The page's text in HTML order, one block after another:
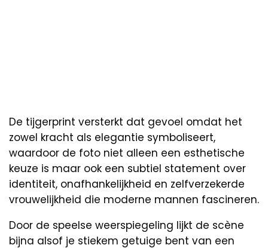
De tijgerprint versterkt dat gevoel omdat het
zowel kracht als elegantie symboliseert,
waardoor de foto niet alleen een esthetische
keuze is maar ook een subtiel statement over
identiteit, onafhankelijkheid en zelfverzekerde
vrouwelijkheid die moderne mannen fascineren.
Door de speelse weerspiegeling lijkt de scène
bijna alsof je stiekem getuige bent van een